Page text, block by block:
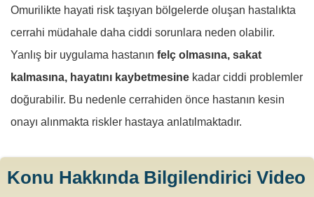
Omurilikte hayati risk taşıyan bölgelerde oluşan hastalıkta
cerrahi müdahale daha ciddi sorunlara neden olabilir.
Yanlış bir uygulama hastanın felç olmasına, sakat
kalmasına, hayatını kaybetmesine kadar ciddi problemler
doğurabilir. Bu nedenle cerrahiden önce hastanın kesin
onayı alınmakta riskler hastaya anlatılmaktadır.
Konu Hakkında Bilgilendirici Video